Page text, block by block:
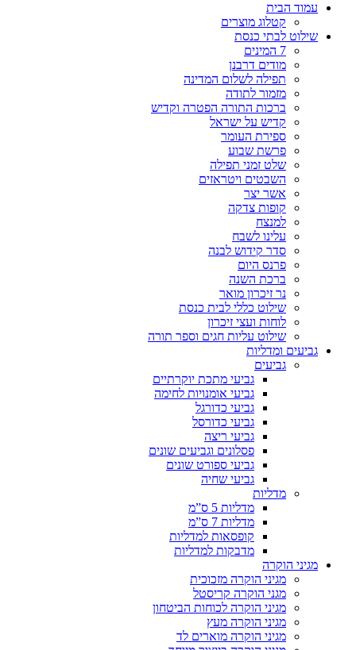
עמוד הבית
קטלוג מוצרים
שילוט לבתי כנסת
7 המינים
מודים דרבנן
תפילה לשלום המדינה
מזמור לתודה
ברכות התורה הפטרה וקדיש
קדיש על ישראל
ספירת העומר
פרשת שבוע
שלט זמני תפילה
השבטים ויטראזים
אשר יצר
קופות צדקה
למנצח
עלינו לשבח
סדר קידוש לבנה
פרנס היום
ברכת השנה
נר זיכרון מואר
שילוט כללי לבית כנסת
לוחות ועצי זיכרון
שילוט עליות חגים וספר תורה
גביעים ומדליות
גביעים
גביעי מתכת יוקרתיים
גביעי אומנויות לחימה
גביעי כדורגל
גביעי כדורסל
גביעי ריצה
פסלונים וגביעים שונים
גביעי ספורט שונים
גביעי שחיה
מדליות
מדליות 5 ס”מ
מדליות 7 ס”מ
קופסאות למדליות
מדבקות למדליות
מגיני הוקרה
מגיני הוקרה מזכוכית
מגני הוקרה קריסטל
מגיני הוקרה לכוחות הביטחון
מגיני הוקרה מעץ
מגיני הוקרה מוארים לד